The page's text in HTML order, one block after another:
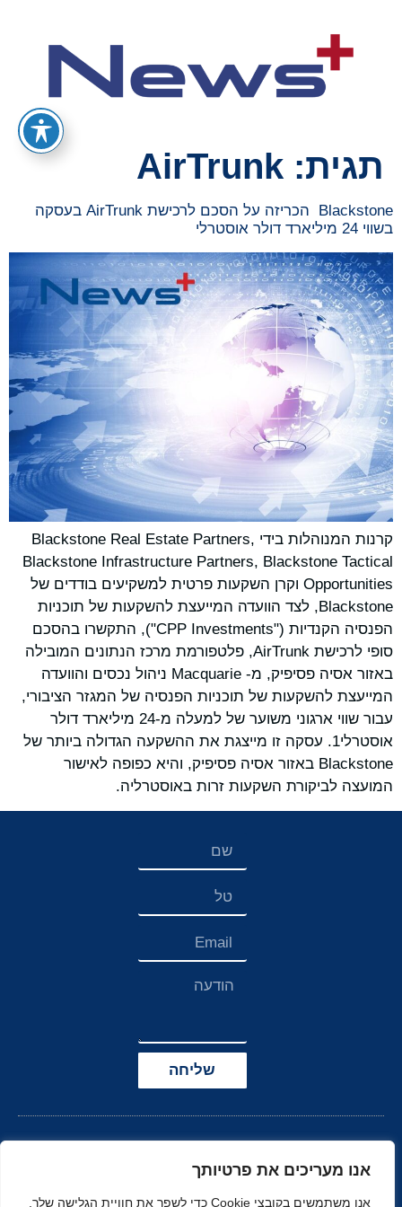
אנו מעריכים את פרטיותך
אנו משתמשים בקובצי Cookie כדי לשפר את חוויית הגלישה שלך,
תגית: AirTrunk
Blackstone הכריזה על הסכם לרכישת AirTrunk בעסקה
בשווי 24 מיליארד דולר אוסטרלי
קרנות המנוהלות בידי Blackstone Real Estate Partners,
Blackstone Infrastructure Partners, Blackstone Tactical
Opportunities וקרן השקעות פרטית למשקיעים בודדים של
Blackstone, לצד הוועדה המייעצת להשקעות של תוכניות
הפנסיה הקנדיות ("CPP Investments"), התקשרו בהסכם
סופי לרכישת AirTrunk, פלטפורמת מרכז הנתונים המובילה
באזור אסיה פסיפיק, מ- Macquarie ניהול נכסים והוועדה
המייעצת להשקעות של תוכניות הפנסיה של המגזר הציבורי,
עבור שווי ארגוני משוער של למעלה מ-24 מיליארד דולר
אוסטרלי1. עסקה זו מייצגת את ההשקעה הגדולה ביותר של
Blackstone באזור אסיה פסיפיק, והיא כפופה לאישור
המועצה לביקורת השקעות זרות באוסטרליה.
שליחה